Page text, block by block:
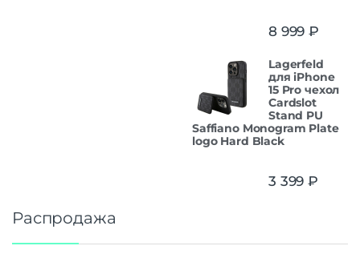
8 999 ₽
Lagerfeld
для iPhone
15 Pro чехол
Cardslot
Stand PU
Saffiano Monogram Plate
logo Hard Black
3 399 ₽
Распродажа